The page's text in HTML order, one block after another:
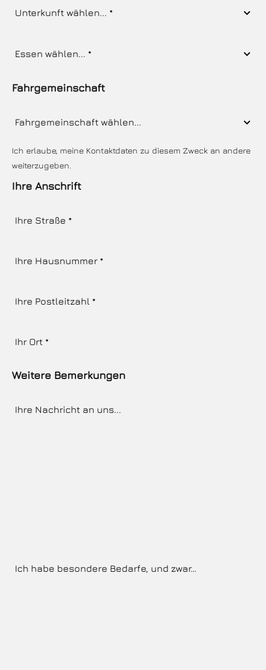
Fahrgemeinschaft
Ich erlaube, meine Kontaktdaten zu diesem Zweck an andere
weiterzugeben.
Ihre Anschrift
Weitere Bemerkungen